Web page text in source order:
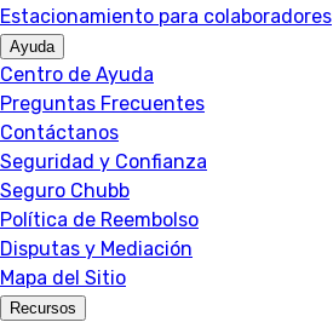
Estacionamiento para colaboradores
Ayuda
Centro de Ayuda
Preguntas Frecuentes
Contáctanos
Seguridad y Confianza
Seguro Chubb
Política de Reembolso
Disputas y Mediación
Mapa del Sitio
Recursos